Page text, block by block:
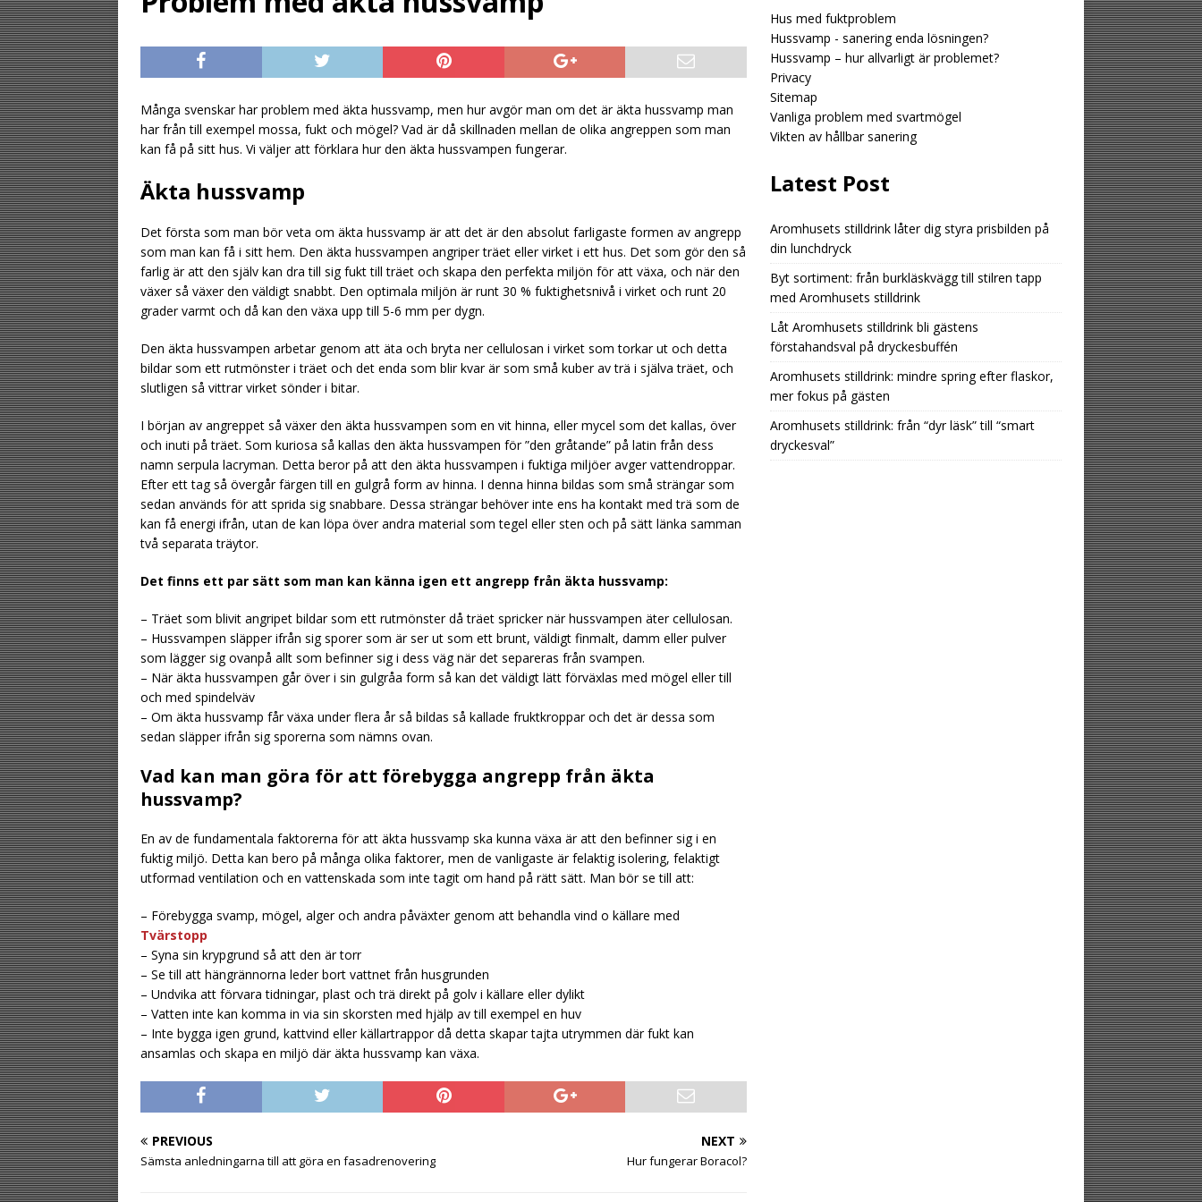
Aromhusets stilldrink: mindre spring efter flaskor, mer fokus på
gästen
UNCATEGORIZED
[ August 1, 2026 ] Aromhusets stilldrink: från “dyr läsk” till “smart dryckesval”
UNCATEGORIZED
[ August 6, 2026 ]
Aromhusets stilldrink låter dig styra prisbilden på din lunchdryck
Många svenskar har problem med äkta hussvamp, men hur avgör man om det är äkta hussvamp man
har från till exempel mossa, fukt och mögel? Vad är då skillnaden mellan de olika angreppen som man
kan få på sitt hus. Vi väljer att förklara hur den äkta hussvampen fungerar.
Äkta hussvamp
Det första som man bör veta om äkta hussvamp är att det är den absolut farligaste formen av angrepp
som man kan få i sitt hem. Den äkta hussvampen angriper träet eller virket i ett hus. Det som gör den så
farlig är att den själv kan dra till sig fukt till träet och skapa den perfekta miljön för att växa, och när den
växer så växer den väldigt snabbt. Den optimala miljön är runt 30 % fuktighetsnivå i virket och runt 20
grader varmt och då kan den växa upp till 5-6 mm per dygn.
Den äkta hussvampen arbetar genom att äta och bryta ner cellulosan i virket som torkar ut och detta
bildar som ett rutmönster i träet och det enda som blir kvar är som små kuber av trä i själva träet, och
slutligen så vittrar virket sönder i bitar.
I början av angreppet så växer den äkta hussvampen som en vit hinna, eller mycel som det kallas, över
och inuti på träet. Som kuriosa så kallas den äkta hussvampen för ”den gråtande” på latin från dess
namn serpula lacryman. Detta beror på att den äkta hussvampen i fuktiga miljöer avger vattendroppar.
Efter ett tag så övergår färgen till en gulgrå form av hinna. I denna hinna bildas som små strängar som
sedan används för att sprida sig snabbare. Dessa strängar behöver inte ens ha kontakt med trä som de
kan få energi ifrån, utan de kan löpa över andra material som tegel eller sten och på sätt länka samman
två separata träytor.
Det finns ett par sätt som man kan känna igen ett angrepp från äkta hussvamp:
– Träet som blivit angripet bildar som ett rutmönster då träet spricker när hussvampen äter cellulosan.
– Hussvampen släpper ifrån sig sporer som är ser ut som ett brunt, väldigt finmalt, damm eller pulver
som lägger sig ovanpå allt som befinner sig i dess väg när det separeras från svampen.
– När äkta hussvampen går över i sin gulgråa form så kan det väldigt lätt förväxlas med mögel eller till
och med spindelväv
– Om äkta hussvamp får växa under flera år så bildas så kallade fruktkroppar och det är dessa som
sedan släpper ifrån sig sporerna som nämns ovan.
Vad kan man göra för att förebygga angrepp från äkta
hussvamp?
En av de fundamentala faktorerna för att äkta hussvamp ska kunna växa är att den befinner sig i en
fuktig miljö. Detta kan bero på många olika faktorer, men de vanligaste är felaktig isolering, felaktigt
utformad ventilation och en vattenskada som inte tagit om hand på rätt sätt. Man bör se till att:
– Förebygga svamp, mögel, alger och andra påväxter genom att behandla vind o källare med
Tvärstopp
– Syna sin krypgrund så att den är torr
– Se till att hängrännorna leder bort vattnet från husgrunden
– Undvika att förvara tidningar, plast och trä direkt på golv i källare eller dylikt
– Vatten inte kan komma in via sin skorsten med hjälp av till exempel en huv
– Inte bygga igen grund, kattvind eller källartrappor då detta skapar tajta utrymmen där fukt kan
ansamlas och skapa en miljö där äkta hussvamp kan växa.
PREVIOUS
Sämsta anledningarna till att göra en fasadrenovering
NEXT
Hur fungerar Boracol?
Hus med fuktproblem
Hussvamp - sanering enda lösningen?
Hussvamp – hur allvarligt är problemet?
Privacy
Sitemap
Vanliga problem med svartmögel
Vikten av hållbar sanering
Latest Post
Aromhusets stilldrink låter dig styra prisbilden på
din lunchdryck
Byt sortiment: från burkläskvägg till stilren tapp
med Aromhusets stilldrink
Låt Aromhusets stilldrink bli gästens
förstahandsval på dryckesbuffén
Aromhusets stilldrink: mindre spring efter flaskor,
mer fokus på gästen
Aromhusets stilldrink: från “dyr läsk” till “smart
dryckesval”